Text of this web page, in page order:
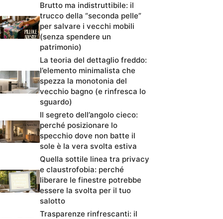
Brutto ma indistruttibile: il
trucco della “seconda pelle”
per salvare i vecchi mobili
(senza spendere un
patrimonio)
La teoria del dettaglio freddo:
l’elemento minimalista che
spezza la monotonia del
vecchio bagno (e rinfresca lo
sguardo)
Il segreto dell’angolo cieco:
perché posizionare lo
specchio dove non batte il
sole è la vera svolta estiva
Quella sottile linea tra privacy
e claustrofobia: perché
liberare le finestre potrebbe
essere la svolta per il tuo
salotto
Trasparenze rinfrescanti: il